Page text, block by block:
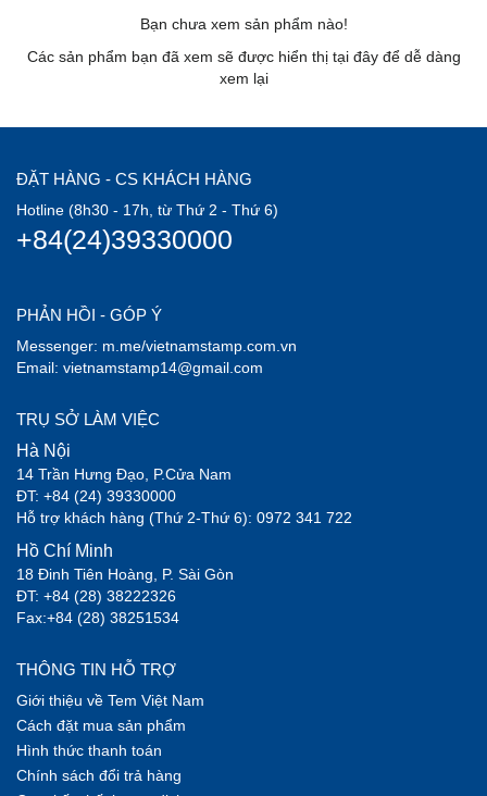
Bạn chưa xem sản phẩm nào!
Các sản phẩm bạn đã xem sẽ được hiển thị tại đây để dễ dàng
xem lại
ĐẶT HÀNG - CS KHÁCH HÀNG
Hotline (8h30 - 17h, từ Thứ 2 - Thứ 6)
+84(24)39330000
PHẢN HỒI - GÓP Ý
Messenger: m.me/vietnamstamp.com.vn
Email: vietnamstamp14@gmail.com
TRỤ SỞ LÀM VIỆC
Hà Nội
14 Trần Hưng Đạo, P.Cửa Nam
ĐT: +84 (24) 39330000
Hỗ trợ khách hàng (Thứ 2-Thứ 6): 0972 341 722
Hồ Chí Minh
18 Đinh Tiên Hoàng, P. Sài Gòn
ĐT: +84 (28) 38222326
Fax:+84 (28) 38251534
THÔNG TIN HỖ TRỢ
Giới thiệu về Tem Việt Nam
Cách đặt mua sản phẩm
Hình thức thanh toán
Chính sách đổi trả hàng